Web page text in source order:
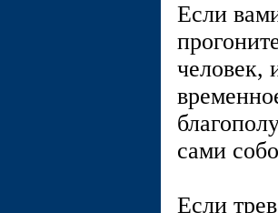
Если
человек,
сами
Если